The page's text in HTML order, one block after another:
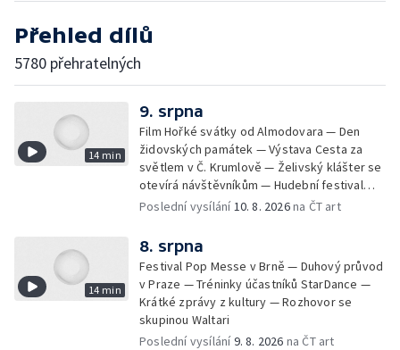
Přehled dílů
5780 přehratelných
14 min
9. srpna
Film Hořké svátky od Almodovara — Den
židovských památek — Výstava Cesta za
světlem v Č. Krumlově — Želivský klášter se
otevírá návštěvníkům — Hudební festival
Vyrij u Kyjeva — Fat Dog na Pop Messe
Poslední vysílání10. 8. 2026na ČT art
14 min
8. srpna
Festival Pop Messe v Brně — Duhový průvod
v Praze — Tréninky účastníků StarDance —
Krátké zprávy z kultury — Rozhovor se
skupinou Waltari
Poslední vysílání9. 8. 2026 na ČT art